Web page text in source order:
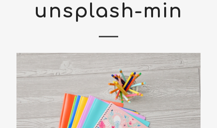
unsplash-min